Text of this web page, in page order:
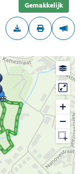
Gemakkelijk